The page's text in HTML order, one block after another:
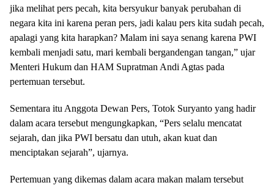
jika melihat pers pecah, kita bersyukur banyak perubahan di
negara kita ini karena peran pers, jadi kalau pers kita sudah pecah,
apalagi yang kita harapkan? Malam ini saya senang karena PWI
kembali menjadi satu, mari kembali bergandengan tangan,” ujar
Menteri Hukum dan HAM Supratman Andi Agtas pada
pertemuan tersebut.
Sementara itu Anggota Dewan Pers, Totok Suryanto yang hadir
dalam acara tersebut mengungkapkan, “Pers selalu mencatat
sejarah, dan jika PWI bersatu dan utuh, akan kuat dan
menciptakan sejarah”, ujarnya.
Pertemuan yang dikemas dalam acara makan malam tersebut